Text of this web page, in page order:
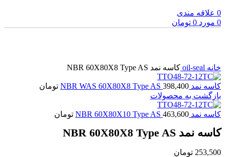
0 علاقه مندی
0 مورد 0 تومان
خانه oil-seal کاسه نمد NBR 60X80X8 Type AS
کاسه نمد NBR WAS 60X80X8 Type AS 398,400
تومان
بازگشت به محصولات
کاسه نمد NBR 60X80X10 Type AS 463,600 تومان
کاسه نمد NBR 60X80X8 Type AS
253,500 تومان